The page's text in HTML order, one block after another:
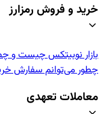
خرید و فروش رمزارز
بازار نوبیتکس چیست و
چطور می‌توانم سفارش
معاملات تعهدی